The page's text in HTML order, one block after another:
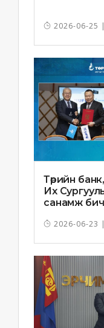
2026-06-25
Төрийн
Их
санамж
2026-06-23